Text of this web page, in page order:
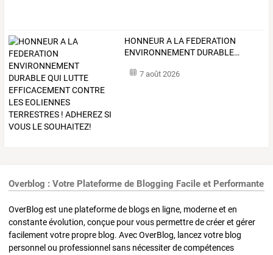
HONNEUR A LA FEDERATION
ENVIRONNEMENT DURABLE…
7 août 2026
Overblog : Votre Plateforme de Blogging Facile et Performante
OverBlog est une plateforme de blogs en ligne, moderne et en
constante évolution, conçue pour vous permettre de créer et gérer
facilement votre propre blog. Avec OverBlog, lancez votre blog
personnel ou professionnel sans nécessiter de compétences